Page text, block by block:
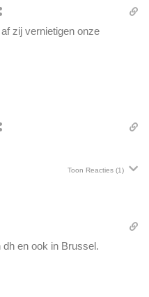
zij vernietigen onze
Toon Reacties (1)
en ook in Brussel.